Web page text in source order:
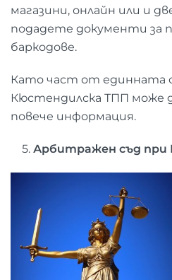
магазини, онлайн или и
подадете документи за
баркодове.
Като част от единната
Кюстендилска ТПП може
повече информация.
5. Арбитражен съд при